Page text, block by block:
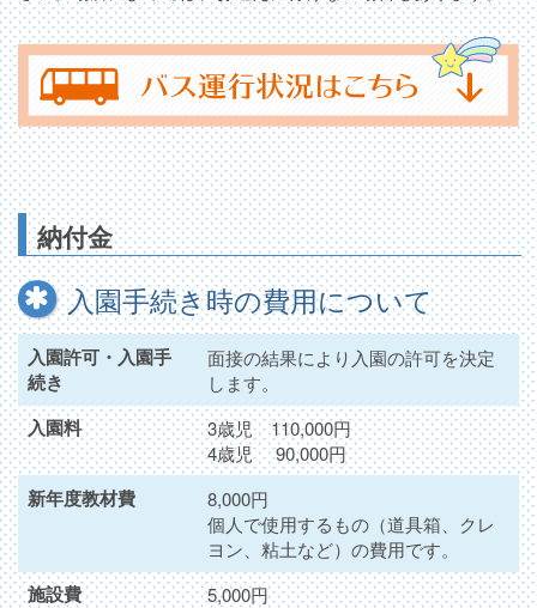
納付金
入園手続き時の費用について
入園許可・入園手
続き
面接の結果により入園の許可を決定
します。
入園料
3歳児 110,000円
4歳児 90,000円
新年度教材費
8,000円
個人で使用するもの（道具箱、クレ
ヨン、粘土など）の費用です。
施設費 5,000円